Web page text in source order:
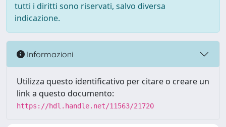
tutti i diritti sono riservati, salvo diversa
indicazione.
Informazioni
Utilizza questo identificativo per citare o creare un
link a questo documento:
https://hdl.handle.net/11563/21720